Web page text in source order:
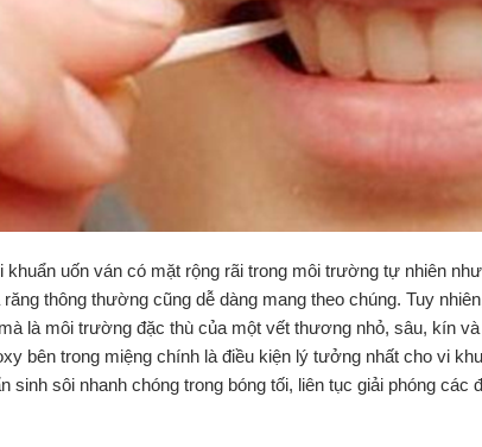
khuẩn uốn ván có mặt rộng rãi trong môi trường tự nhiên
thông thường cũng dễ dàng mang theo chúng. Tuy
là môi trường đặc thù của một vết thương nhỏ, sâu, kín
bên trong miệng chính là điều kiện lý tưởng nhất cho vi
sinh sôi nhanh chóng trong bóng tối, liên tục giải phóng